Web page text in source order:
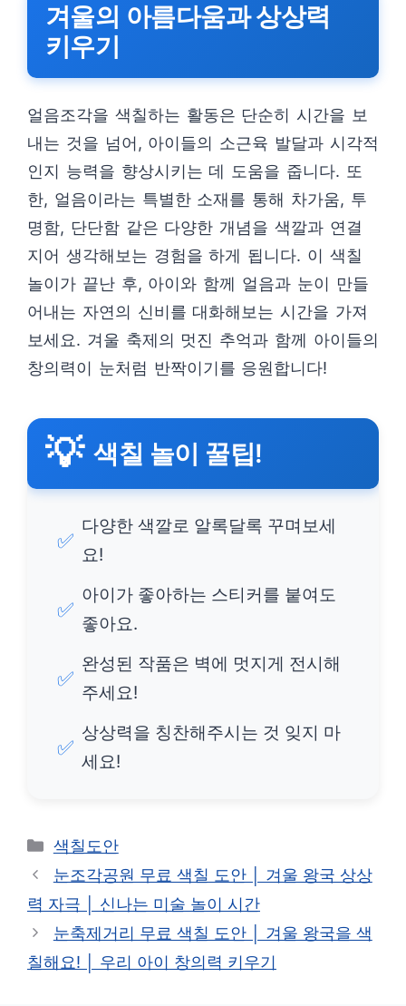
겨울의 아름다움과 상상력
키우기
얼음조각을 색칠하는 활동은 단순히 시간을 보
내는 것을 넘어, 아이들의 소근육 발달과 시각적
인지 능력을 향상시키는 데 도움을 줍니다. 또
한, 얼음이라는 특별한 소재를 통해 차가움, 투
명함, 단단함 같은 다양한 개념을 색깔과 연결
지어 생각해보는 경험을 하게 됩니다. 이 색칠
놀이가 끝난 후, 아이와 함께 얼음과 눈이 만들
어내는 자연의 신비를 대화해보는 시간을 가져
보세요. 겨울 축제의 멋진 추억과 함께 아이들의
창의력이 눈처럼 반짝이기를 응원합니다!
💡 색칠 놀이 꿀팁!
✅
다양한 색깔로 알록달록 꾸며보세
요!
✅
아이가 좋아하는 스티커를 붙여도
좋아요.
✅
완성된 작품은 벽에 멋지게 전시해
주세요!
✅
상상력을 칭찬해주시는 것 잊지 마
세요!
카
테
리
색칠도안
눈조각공원 무료 색칠 도안 │ 겨울 왕국 상상
력 자극 │ 신나는 미술 놀이 시간
눈축제거리 무료 색칠 도안 │ 겨울 왕국을 색
칠해요! │ 우리 아이 창의력 키우기